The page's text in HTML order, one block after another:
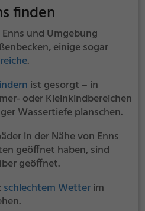
finden
und Umgebung
einige sogar
.
ist gesorgt – in
oder Kleinkindbereichen
Wassertiefe planschen.
in der Nähe von Enns
geöffnet haben, sind
geöffnet.
schlechtem Wetterim